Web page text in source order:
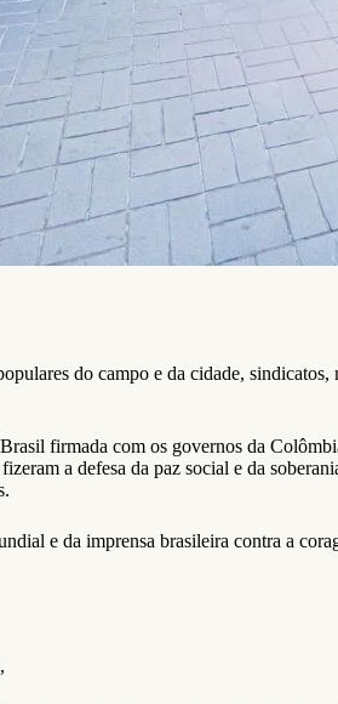
do campo e da cidade,
firmada com os governos da
a defesa da paz social e da
e da imprensa brasileira contra a